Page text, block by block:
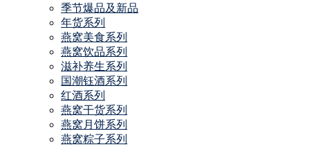
季节爆品及新品
年货系列
燕窝美食系列
燕窝饮品系列
滋补养生系列
国潮钰酒系列
红酒系列
燕窝干货系列
燕窝月饼系列
燕窝粽子系列